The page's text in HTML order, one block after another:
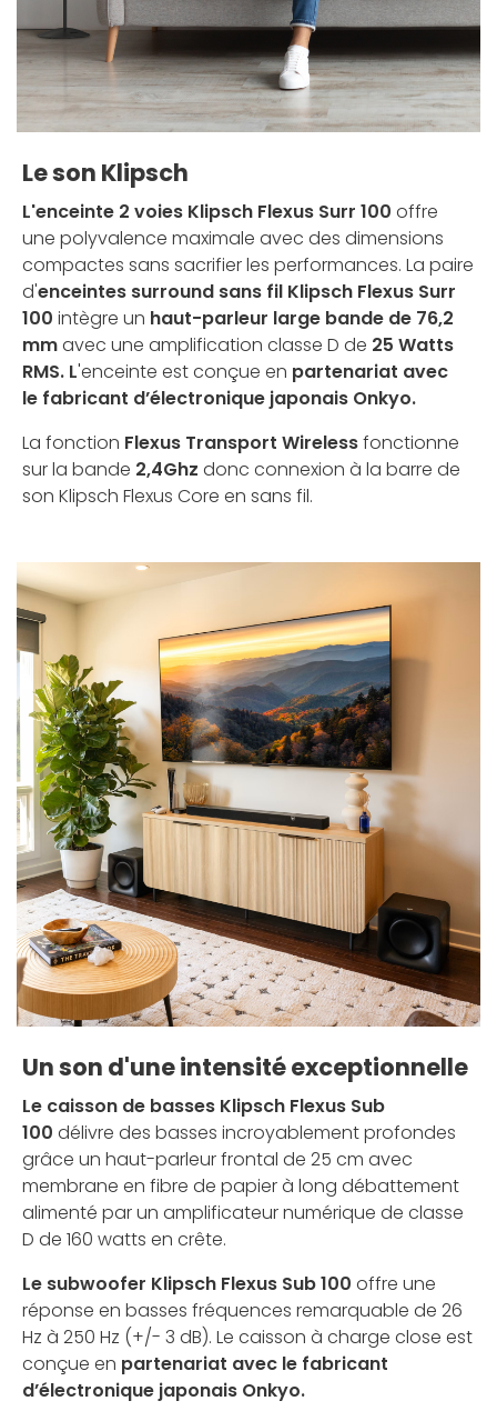
Le son Klipsch
L'enceinte 2 voies Klipsch Flexus Surr 100 offre
une polyvalence maximale avec des dimensions
compactes sans sacrifier les performances. La paire
d'enceintes surround sans fil Klipsch Flexus Surr
100 intègre un haut-parleur large bande de 76,2
mmavec une amplification classe D de 25 Watts
RMS. L'enceinte est conçue en partenariat avec
le fabricant d’électronique japonais Onkyo.
La fonction Flexus Transport Wirelessfonctionne
sur la bande 2,4Ghz donc connexion à la barre de
son Klipsch Flexus Core en sans fil.
Un son d'une intensité exceptionnelle
Le caisson de basses Klipsch Flexus Sub
100 délivre des basses incroyablement profondes
grâce un haut-parleur frontal de 25 cm avec
membrane en fibre de papier à long débattement
alimenté par un amplificateur numérique de classe
D de 160 watts en crête.
Le subwoofer Klipsch Flexus Sub 100 offre une
réponse en basses fréquences remarquable de 26
Hz à 250 Hz (+/- 3 dB). Le caisson à charge close est
conçue en partenariat avec le fabricant
d’électronique japonais Onkyo.